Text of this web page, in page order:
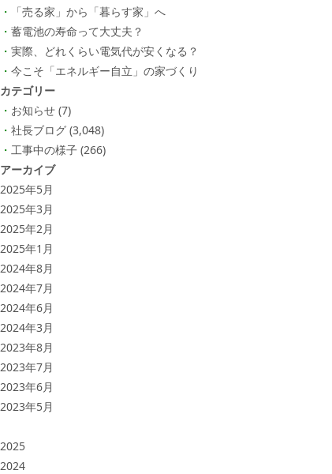
「売る家」から「暮らす家」へ
蓄電池の寿命って大丈夫？
実際、どれくらい電気代が安くなる？
今こそ「エネルギー自立」の家づくり
カテゴリー
お知らせ (7)
社長ブログ (3,048)
工事中の様子 (266)
アーカイブ
2025年5月
2025年3月
2025年2月
2025年1月
2024年8月
2024年7月
2024年6月
2024年3月
2023年8月
2023年7月
2023年6月
2023年5月
2025
2024